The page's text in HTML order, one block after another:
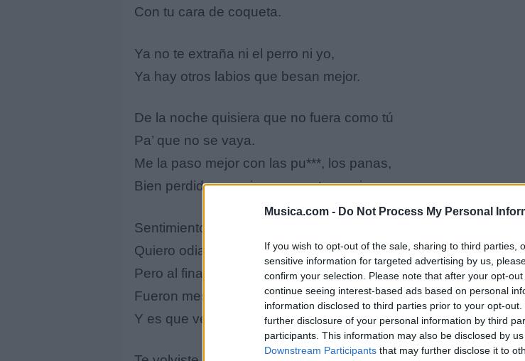
Musica.com - Do Not Process My Personal
If you wish to opt-out of the sale, sharing to third parties,
sensitive information for targeted advertising by us,
confirm your selection. Please note that after your opt-
continue seeing interest-based ads based on personal
information disclosed to third parties prior to your opt-
further disclosure of your personal information by third
participants. This information may also be disclosed by
Downstream Participants that may further disclose it to
Con tu cara de coqueta.
Ya no te extraña ni el perro ni yo,
Ya hay otros labios que besan mejor.
De la noche quisiera que no fuera como tú
Pa’ que no se vaya.
Me la paso mejor con las pu***, los panas,
Bien perdido, pero juro que estoy mejor.
Sentimientos extraños,
Quiero odiarte,
Pero al final siempre te extraño.
Fueron meses, mejor dicho casi fue el año,
Y es que verte nomás me patea el corazón.